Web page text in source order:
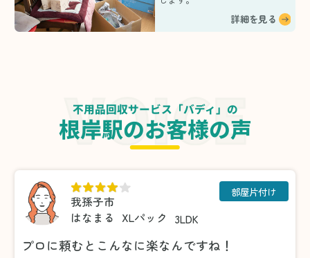
詳細を見る
不用品回収サービス「バディ」の
根岸駅のお客様の声
我孫子市
はなまる
XLパック 3LDK
部屋片付け
プロに頼むとこんなに楽なんですね！